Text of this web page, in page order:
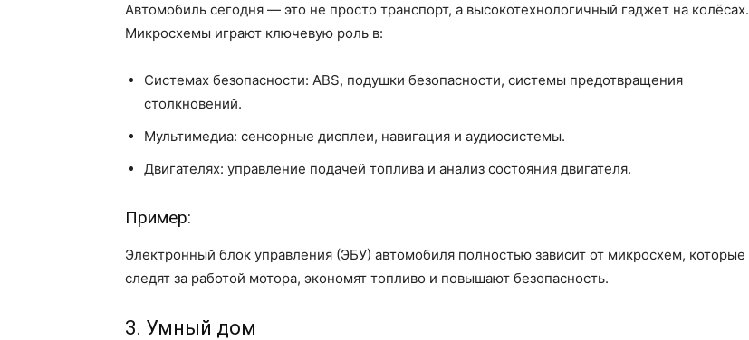
Автомобиль сегодня — это не просто транспорт, а высокотехнологичный гаджет на колёсах.
Микросхемы играют ключевую роль в:
Системах безопасности: ABS, подушки безопасности, системы предотвращения
столкновений.
Мультимедиа: сенсорные дисплеи, навигация и аудиосистемы.
Двигателях: управление подачей топлива и анализ состояния двигателя.
Пример:
Электронный блок управления (ЭБУ) автомобиля полностью зависит от микросхем, которые
следят за работой мотора, экономят топливо и повышают безопасность.
3. Умный дом